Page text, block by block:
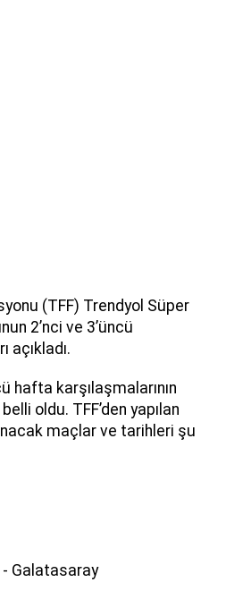
(TFF) Trendyol Süper
2’nci ve 3’üncü
açıkladı.
hafta karşılaşmalarının
oldu. TFF’den yapılan
maçlar ve tarihleri şu
- Galatasaray